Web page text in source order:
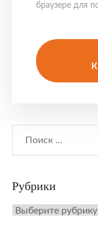
браузере для
Рубрики
Рубрики